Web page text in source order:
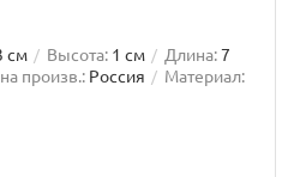
см Высота: 1 см Длина:7
произв.: Россия
Материал: